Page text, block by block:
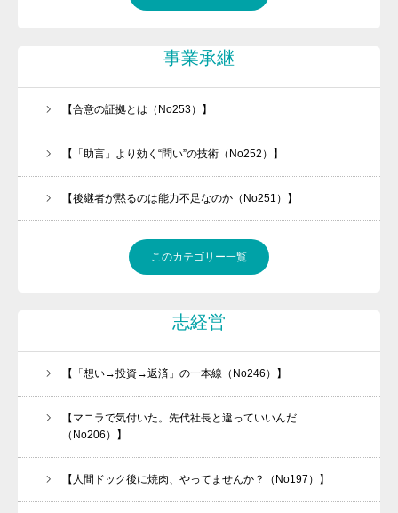
事業承継
【合意の証拠とは（No253）】
【「助言」より効く“問い”の技術（No252）】
【後継者が黙るのは能力不足なのか（No251）】
このカテゴリー一覧
志経営
【「想い→投資→返済」の一本線（No246）】
【マニラで気付いた。先代社長と違っていいんだ
（No206）】
【人間ドック後に焼肉、やってませんか？（No197）】